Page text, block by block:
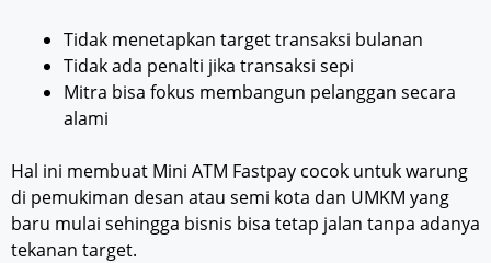
Tidak menetapkan target transaksi bulanan
Tidak ada penalti jika transaksi sepi
Mitra bisa fokus membangun pelanggan secara
alami
Hal ini membuat Mini ATM Fastpay cocok untuk warung
di pemukiman desan atau semi kota dan UMKM yang
baru mulai sehingga bisnis bisa tetap jalan tanpa adanya
tekanan target.